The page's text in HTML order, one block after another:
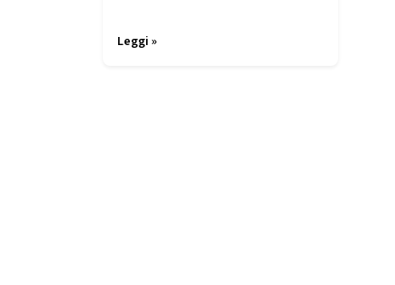
Leggi »